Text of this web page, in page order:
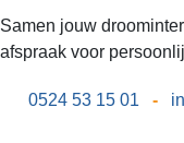
Samen jouw
afspraak voor
0524 53 15 01 -